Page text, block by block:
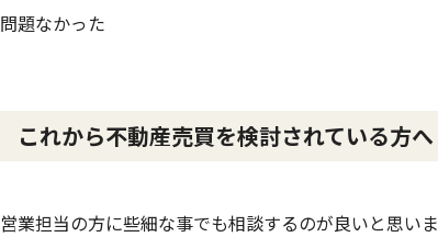
問題なかった
これから不動産売買を検討されている方
営業担当の方に些細な事でも相談するのが良いと思いま